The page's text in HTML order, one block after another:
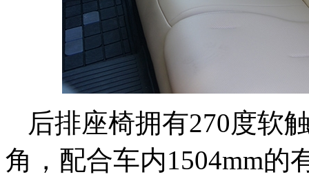
后排座椅拥有270度软
角，配合车内1504mm的